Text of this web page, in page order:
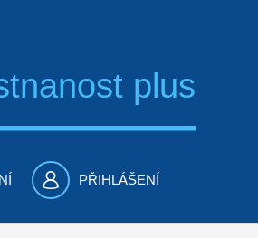
plus
PŘIHLÁŠENÍ